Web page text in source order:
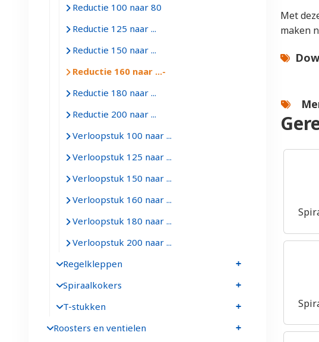
Met
maken
Reductie 100 naar 80
Reductie 125 naar ...
Reductie 150 naar ...
Reductie 160 naar ...
Reductie 180 naar ...
Reductie 200 naar ...
Verloopstuk 100 naar ...
Verloopstuk 125 naar ...
Verloopstuk 150 naar ...
Verloopstuk 160 naar ...
Verloopstuk 180 naar ...
Verloopstuk 200 naar ...
Regelkleppen
Spiraalkokers
T-stukken
Roosters en ventielen